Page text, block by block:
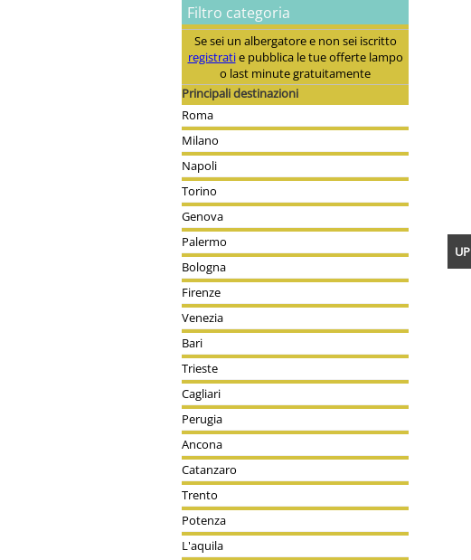
UP
Filtro categoria
Se sei un albergatore e non sei iscritto
registratie pubblica le tue offerte lampo
o last minute gratuitamente
Principali destinazioni
Roma
Milano
Napoli
Torino
Genova
Palermo
Bologna
Firenze
Venezia
Bari
Trieste
Cagliari
Perugia
Ancona
Catanzaro
Trento
Potenza
L'aquila